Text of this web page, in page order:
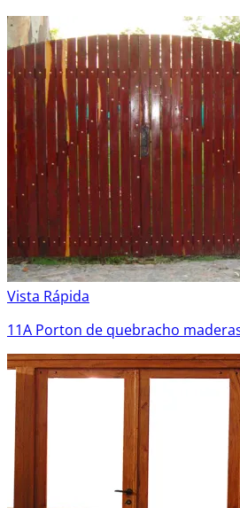
Vista Rápida
11A Porton de quebracho